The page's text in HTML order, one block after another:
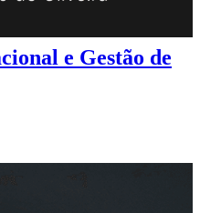
e Gestão de